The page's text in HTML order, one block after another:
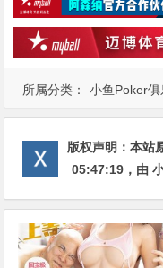
所属分类： 小鱼Poker俱
版权声明：本站
05:47:19 ，由